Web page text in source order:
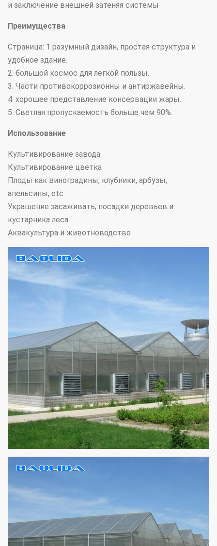
и заключение внешней затеняя системы
Преимущества
Страница: 1 разумный дизайн, простая структура и
удобное здание.
2. большой космос для легкой пользы.
3. Части противокоррозионны и антиржавейны.
4. хорошее представление консервации жары.
5. Светлая пропускаемость больше чем 90%.
Использование
Культивирование завода
Культивирование цветка
Плоды как виноградины, клубники, арбузы,
апельсины, etc.
Украшение засаживать, посадки деревьев и
кустарника леса.
Аквакультура и животноводство